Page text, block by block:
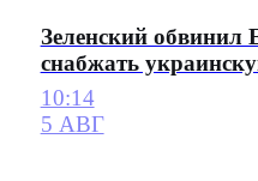
Зеленский обвинил
снабжать
10:14
5 АВГ